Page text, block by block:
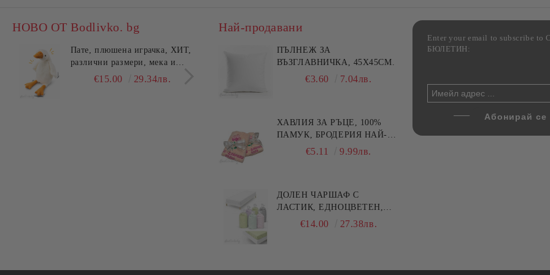
НОВО ОТ Bodlivko. bg
Пате, плюшена играчка, ХИТ,
различни размери, мека и
гушлива€15.00 29.34лв.
Калъфка за възглавница ,
едноцветна, 100% памук,
различни цветове по избор
€4.00 7.82лв.
Комплект за алкохолни
Най-продавани
ПЪЛНЕЖ ЗА
ВЪЗГЛАВНИЧКА, 45X45СМ.
€3.60 7.04лв.
ХАВЛИЯ ЗА РЪЦЕ, 100%
ПАМУК, БРОДЕРИЯ НАЙ-
ДОБАРАТА МАЙКА/БАБА ,
€5.11 9.99лв.
ДОЛЕН ЧАРШАФ С
ЛАСТИК, ЕДНОЦВЕТЕН,
100% ПАМУК, РАЗЛИЧНИ
€14.00 27.38лв.
Enter your email to subscribe
БЮЛЕТИН: